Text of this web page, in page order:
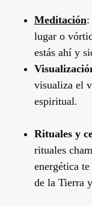
Meditación:
lugar o
estás ahí y
visualiza el
espiritual.
Rituales y
rituales
energética
de la Tierra